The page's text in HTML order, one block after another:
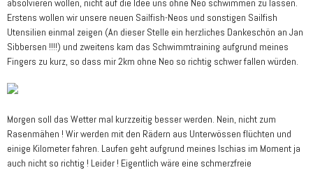
absolvieren wollen, nicht auf die Idee uns ohne Neo schwimmen zu lassen.
Erstens wollen wir unsere neuen Sailfish-Neos und sonstigen Sailfish
Utensilien einmal zeigen (An dieser Stelle ein herzliches Dankeschön an Jan
Sibbersen !!!!) und zweitens kam das Schwimmtraining aufgrund meines
Fingers zu kurz, so dass mir 2km ohne Neo so richtig schwer fallen würden.
Morgen soll das Wetter mal kurzzeitig besser werden. Nein, nicht zum
Rasenmähen ! Wir werden mit den Rädern aus Unterwössen flüchten und
einige Kilometer fahren. Laufen geht aufgrund meines Ischias im Moment ja
auch nicht so richtig ! Leider ! Eigentlich wäre eine schmerzfreie